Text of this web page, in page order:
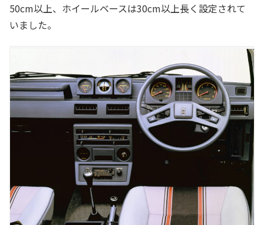
50cm以上、ホイールベースは30cm以上長く設定されて
いました。